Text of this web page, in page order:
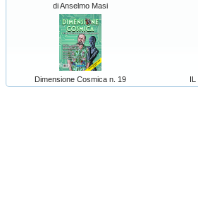
di Anselmo Masi
Dimensione Cosmica n. 19 IL